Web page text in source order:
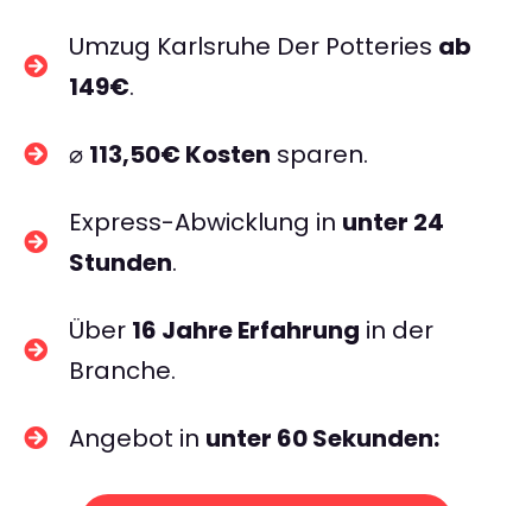
Umzug Karlsruhe Der Potteries ab
149€.
⌀ 113,50€ Kosten sparen.
Express-Abwicklung in unter 24
Stunden.
Über 16 Jahre Erfahrung in der
Branche.
Angebot in unter 60 Sekunden: